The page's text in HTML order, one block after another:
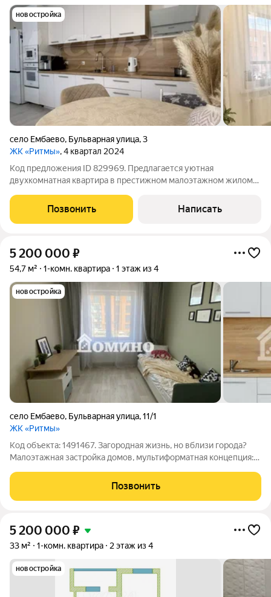
новостройка
село Ембаево, Бульварная улица,3
ЖК «Ритмы», 4 квартал 2024
Код предложения ID 829969. Предлагается уютная
двухкомнатная квартира в престижном малоэтажном жилом
качественных материалов можно сразу завозить вещи и не
тратить время на доработки. Почти вся
Позвонить Написать
5 200 000 ₽
54,7 м² 1-комн. квартира 1 этаж из 4
новостройка
село Ембаево, Бульварная улица,11/1
ЖК «Ритмы»
Код объекта: 1491467. Загородная жизнь, но вблизи города?
Малоэтажная застройка домов, мультиформатная концепция:
Квартира формата студия с ремонтом, мебелью и бытовой
техникой! Все остается
Позвонить
5 200 000 ₽
33 м² 1-комн. квартира 2 этаж из 4
новостройка